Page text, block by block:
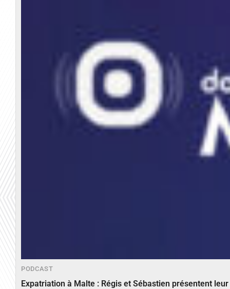
PODCAST
Expatriation à Malte : Régis et Sébastien présentent